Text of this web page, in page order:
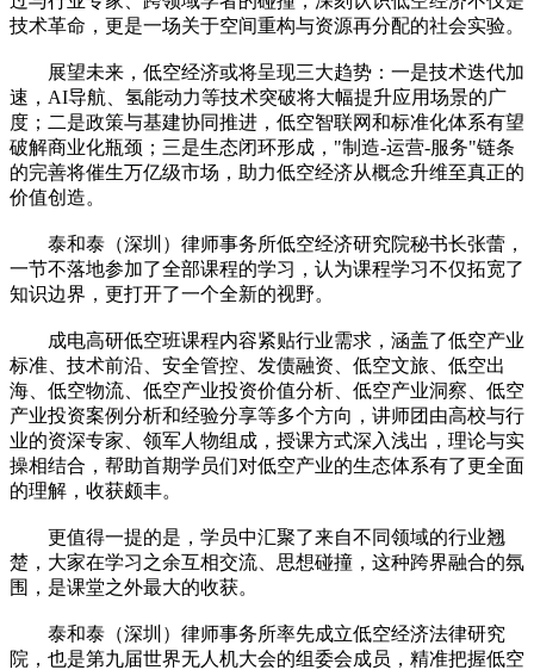
技术革命，更是一场关于空间重构与资源再分配的社会实验。
展望未来，低空经济或将呈现三大趋势：一是技术迭代加
速，AI导航、氢能动力等技术突破将大幅提升应用场景的广
度；二是政策与基建协同推进，低空智联网和标准化体系有望
破解商业化瓶颈；三是生态闭环形成，"制造-运营-服务"链条
的完善将催生万亿级市场，助力低空经济从概念升维至真正的
价值创造。
泰和泰（深圳）律师事务所低空经济研究院秘书长张蕾，
一节不落地参加了全部课程的学习，认为课程学习不仅拓宽了
知识边界，更打开了一个全新的视野。
成电高研低空班课程内容紧贴行业需求，涵盖了低空产业
标准、技术前沿、安全管控、发债融资、低空文旅、低空出
海、低空物流、低空产业投资价值分析、低空产业洞察、低空
产业投资案例分析和经验分享等多个方向，讲师团由高校与行
业的资深专家、领军人物组成，授课方式深入浅出，理论与实
操相结合，帮助首期学员们对低空产业的生态体系有了更全面
的理解，收获颇丰。
更值得一提的是，学员中汇聚了来自不同领域的行业翘
楚，大家在学习之余互相交流、思想碰撞，这种跨界融合的氛
围，是课堂之外最大的收获。
泰和泰（深圳）律师事务所率先成立低空经济法律研究
院，也是第九届世界无人机大会的组委会成员，精准把握低空